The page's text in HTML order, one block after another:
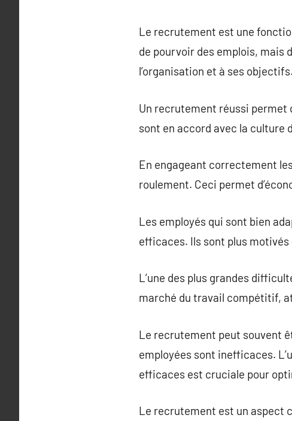
Le recrutement est une
de pourvoir des emplois, mais
l’organisation et à ses objectifs.
Un recrutement réussi permet
sont en accord avec la culture
En engageant correctement
roulement. Ceci permet
Les employés qui sont bien
efficaces. Ils sont plus
L’une des plus grandes
marché du travail compétitif,
Le recrutement peut souvent
employées sont inefficaces.
efficaces est cruciale pour
Le recrutement est un aspect